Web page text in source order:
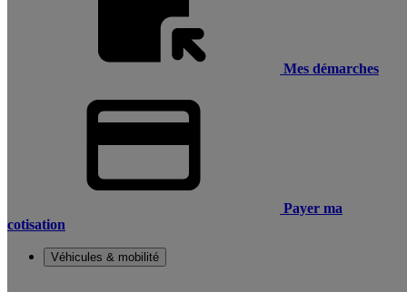
Mes démarches
Payer ma
cotisation
Véhicules & mobilité